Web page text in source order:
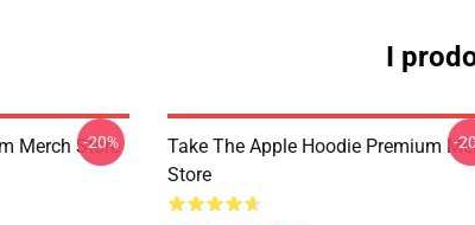
I
Merch Store
-20%
Take The Apple Hoodie Premium
Store
-